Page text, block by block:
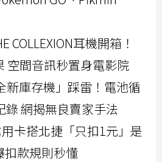
COLLEXION耳機開箱！
空間音訊秒置身電影院
新庫存機」踩雷！電池循
錄 網揭無良賣家手法
卡搭北捷「只扣1元」是
扣款規則秒懂